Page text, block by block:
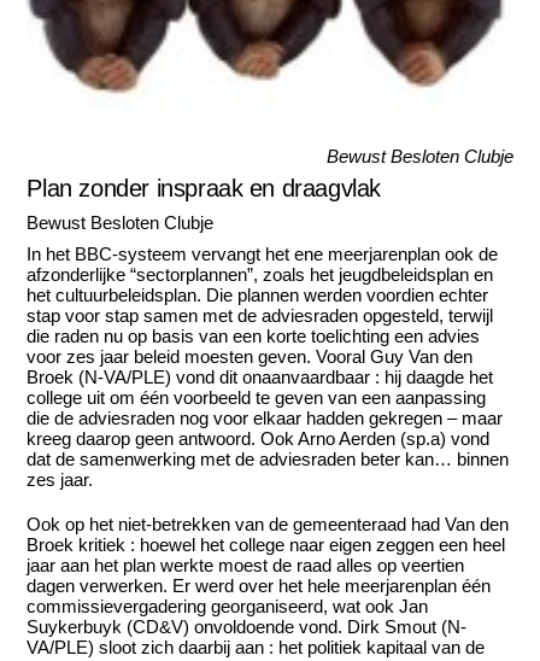
Bewust Besloten Clubje
Plan zonder inspraak en draagvlak
Bewust Besloten Clubje
In het BBC-systeem vervangt het ene meerjarenplan ook de
afzonderlijke “sectorplannen”, zoals het jeugdbeleidsplan en
het cultuurbeleidsplan. Die plannen werden voordien echter
stap voor stap samen met de adviesraden opgesteld, terwijl
die raden nu op basis van een korte toelichting een advies
voor zes jaar beleid moesten geven. Vooral Guy Van den
Broek (N-VA/PLE) vond dit onaanvaardbaar : hij daagde het
college uit om één voorbeeld te geven van een aanpassing
die de adviesraden nog voor elkaar hadden gekregen – maar
kreeg daarop geen antwoord. Ook Arno Aerden (sp.a) vond
dat de samenwerking met de adviesraden beter kan… binnen
zes jaar.
Ook op het niet-betrekken van de gemeenteraad had Van den
Broek kritiek : hoewel het college naar eigen zeggen een heel
jaar aan het plan werkte moest de raad alles op veertien
dagen verwerken. Er werd over het hele meerjarenplan één
commissievergadering georganiseerd, wat ook Jan
Suykerbuyk (CD&V) onvoldoende vond. Dirk Smout (N-
VA/PLE) sloot zich daarbij aan : het politiek kapitaal van de